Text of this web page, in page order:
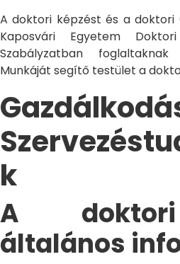
A doktori képzést és a doktori
Kaposvári Egyetem
Szabályzatban
Munkáját segítő testület a
k
A
általános